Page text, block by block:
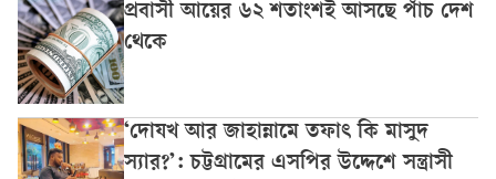
প্রবাসী আয়ের ৬২ শতাংশই আসছে পাঁচ দেশ
থেকে
‘দোযখ আর জাহান্নামে তফাৎ কি মাসুদ
স্যার?’: চট্টগ্রামের এসপির উদ্দেশে সন্ত্রাসী